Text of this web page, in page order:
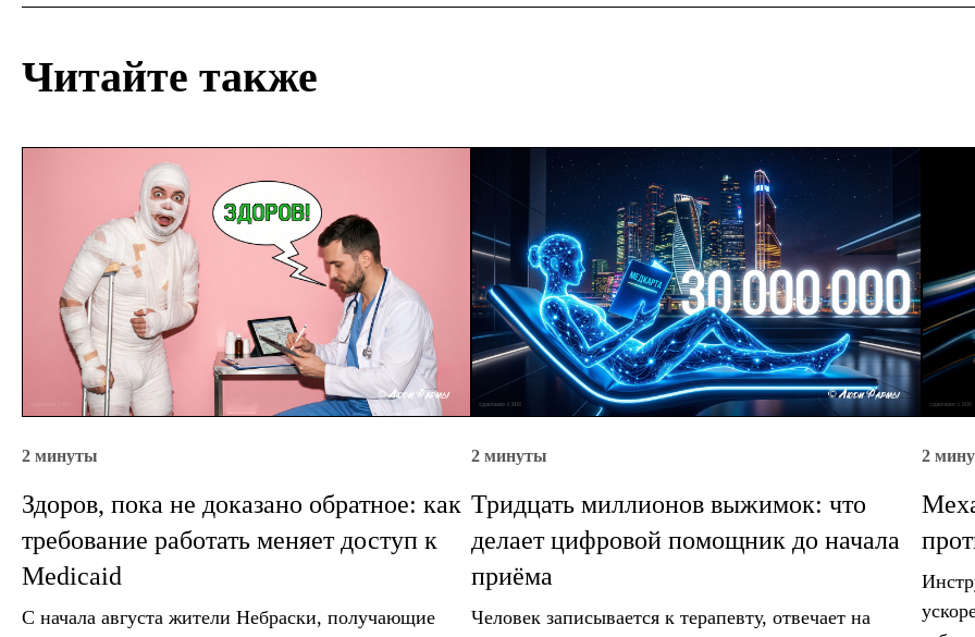
Читайте также
2 минуты
Здоров, пока не доказано обратное: как
требование работать меняет доступ к
Medicaid
С начала августа жители Небраски, получающие
2 минуты
Тридцать миллионов выжимок: что
делает цифровой помощник до начала
приёма
Человек записывается к терапевту, отвечает на
2